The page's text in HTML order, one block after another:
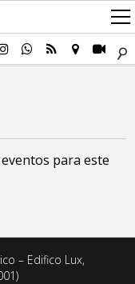
para este
– Edifico Lux,